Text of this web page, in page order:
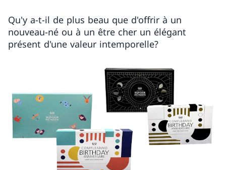
Qu'y a-t-il de plus beau que d'offrir à un
nouveau-né ou à un être cher un élégant
présent d'une valeur intemporelle?